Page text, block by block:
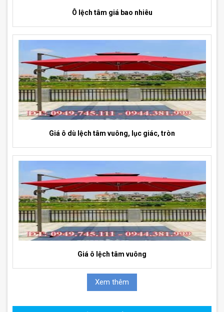
Ô lệch tâm giá bao nhiêu
Giá ô dù lệch tâm vuông, lục giác, tròn
Giá ô lệch tâm vuông
Xem thêm